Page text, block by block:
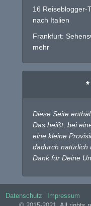
16 Reiseblogger-
nach Italien
Frankfurt:
mehr
Diese Seite
Das heißt, bei
eine kleine
dadurch natürlich
Dank für Deine
Datenschutz
Impressum